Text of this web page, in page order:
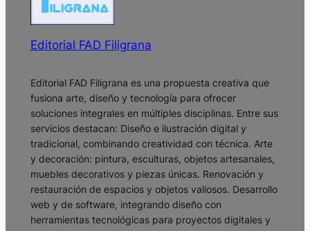
Editorial FAD Filigrana
Editorial FAD Filigrana es una propuesta creativa que
fusiona arte, diseño y tecnología para ofrecer
soluciones integrales en múltiples disciplinas. Entre sus
servicios destacan: Diseño e ilustración digital y
tradicional, combinando creatividad con técnica. Arte
y decoración: pintura, esculturas, objetos artesanales,
muebles decorativos y piezas únicas. Renovación y
restauración de espacios y objetos valiosos. Desarrollo
web y de software, integrando diseño con
herramientas tecnológicas para proyectos digitales y